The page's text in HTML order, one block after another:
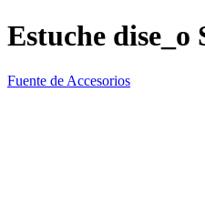
Estuche dise_o
Fuente de Accesorios